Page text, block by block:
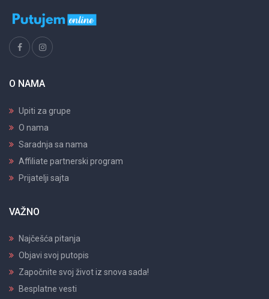
O NAMA
Upiti za grupe
O nama
Saradnja sa nama
Affiliate partnerski program
Prijatelji sajta
VAŽNO
Najčešća pitanja
Objavi svoj putopis
Započnite svoj život iz snova sada!
Besplatne vesti